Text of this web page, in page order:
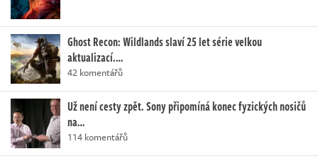
Ghost Recon: Wildlands slaví 25 let série velkou
aktualizací.…
42 komentářů
Už není cesty zpět. Sony připomíná konec fyzických nosičů
na…
114 komentářů